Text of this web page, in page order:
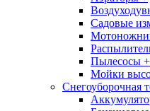
Садовые
Пылесосы +
Мойки
Снегоуборочная